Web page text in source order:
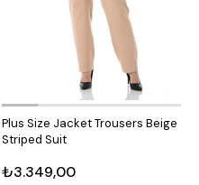
Plus Size Jacket Trousers Beige
Striped Suit
₺3.349,00